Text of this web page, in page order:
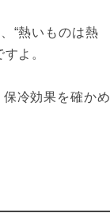
“熱いものは熱
よ。
冷効果を確かめ